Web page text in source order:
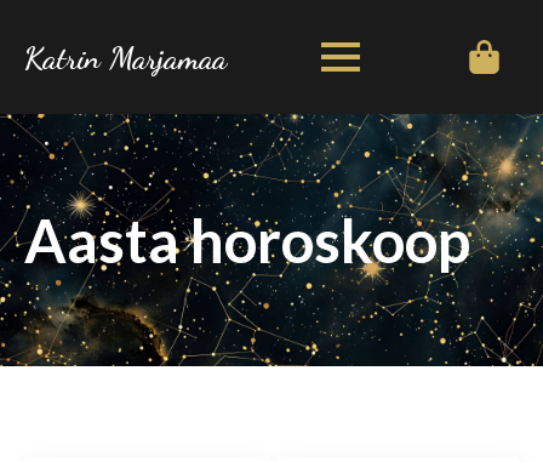
Katrin Marjamaa
Aasta horoskoop